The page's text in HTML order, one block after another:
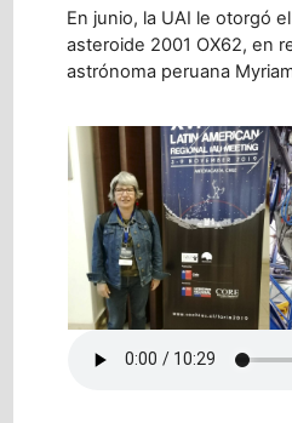
En junio, la UAI le otorgó
asteroide 2001 OX62, en
astrónoma peruana